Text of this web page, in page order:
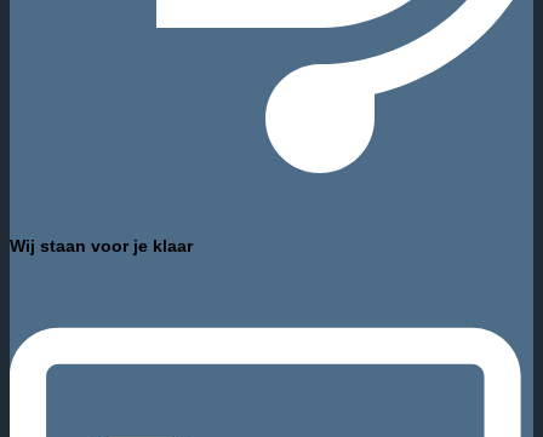
Wij staan voor je klaar